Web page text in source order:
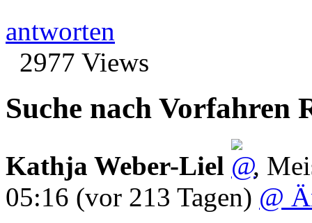
antworten
2977 Views
Suche nach Vorfahren
Kathja Weber-Liel ,
05:16 (vor 213 Tagen) @